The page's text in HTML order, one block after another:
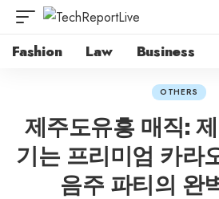
Fashion Law Business
OTHERS
제주도유흥 매직:
기는 프리미엄 카라
음주 파티의 완